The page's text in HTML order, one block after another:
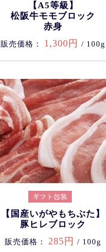
【A5等級】
松阪牛モモブロック
赤身
販売価格： 1,300円 / 100g
【国産いがやもちぶた】
豚ヒレブロック
販売価格： 285円 / 100g